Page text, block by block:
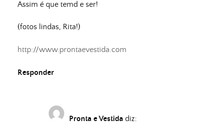
Assim é que temd e ser!
(fotos lindas, Rita!)
http://www.prontaevestida.com
Responder
Pronta e Vestida diz: